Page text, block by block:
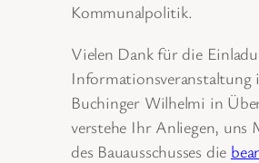
Kommunalpolitik.
Vielen Dank für die
Informationsveranstaltung
Buchinger Wilhelmi in
verstehe Ihr Anliegen, uns
des Bauausschusses die